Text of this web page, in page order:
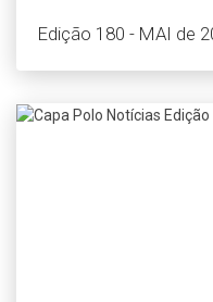
Edição 180 - MAI de